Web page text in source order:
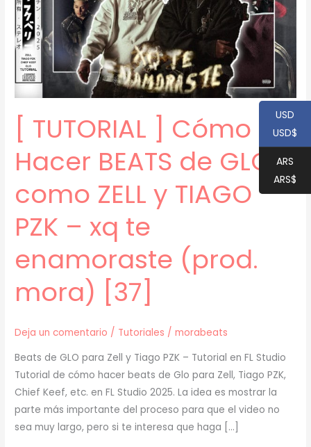
[ TUTORIAL ] Cómo
Hacer BEATS de GLO
como ZELL y TIAGO
PZK – xq te
enamoraste (prod.
mora) [37]
Deja un comentario / Tutoriales /morabeats
Beats de GLO para Zell y Tiago PZK – Tutorial en FL Studio
Tutorial de cómo hacer beats de Glo para Zell, Tiago PZK,
Chief Keef, etc. en FL Studio 2025. La idea es mostrar la
parte más importante del proceso para que el video no
sea muy largo, pero si te interesa que haga […]
USD
USD$
ARS
ARS$